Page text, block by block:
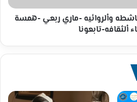
ألناشطه وألروائيه -ماري ربعي -همسة
ألثقافه-تابعونا